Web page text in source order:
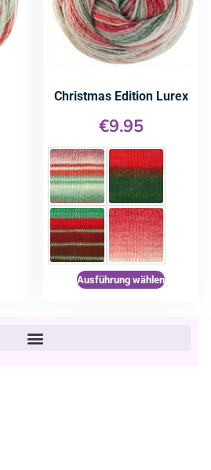
Christmas Edition Lurex
€9.95
Ausführung wählen